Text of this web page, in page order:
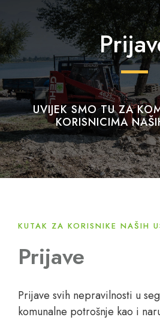
UVIJEK SMO TU ZA
KORISNICIMA
KUTAK ZA KORISNIKE NAŠIH
Prijave
Prijave svih nepravilnosti u
komunalne potrošnje kao i